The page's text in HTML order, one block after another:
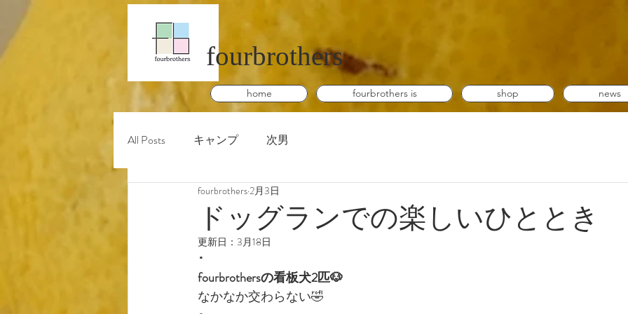
fourbrothers
home fourbrothers is shop news
All Posts キャンプ 次男
ドッグランでの楽しいひととき
fourbrothers 2月3日
更新日： 3月18日
･
fourbrothersの看板犬2匹🐶
なかなか交わらない🤣